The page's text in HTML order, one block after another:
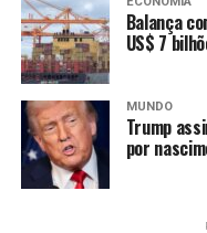
Balança
US$ 7
MUNDO
Trump
por